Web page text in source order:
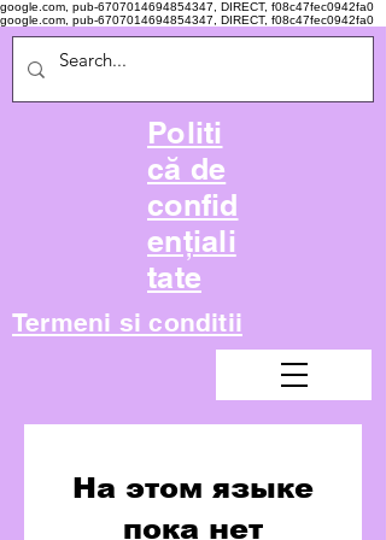
google.com, pub-6707014694854347, DIRECT, f08c47fec0942fa0
google.com, pub-6707014694854347, DIRECT, f08c47fec0942fa0
Politi
că de
confid
ențiali
tate
Termeni si conditii
На этом языке
пока нет